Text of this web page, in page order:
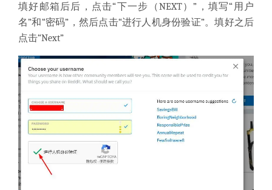
填好邮箱后后，点击“下一步（NEXT）”，填写“用户
名”和“密码”，然后点击“进行人机身份验证”。填好之后
点击“Next”